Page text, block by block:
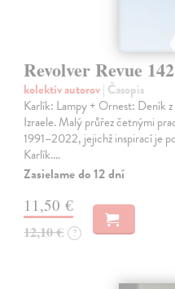
Revolver Revue 142
kolektív autorov| Časopis
Karlík: Lampy + Ornest: Deník
Izraele. Malý průřez četnými
1991–2022, jejichž inspirací je
Karlík.…
Zasielame do 12 dní
11,50 €
12,10 € ?